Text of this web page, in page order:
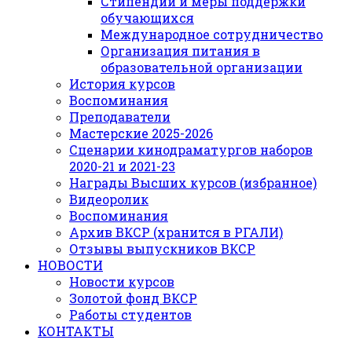
обучающихся
Международное сотрудничество
Организация питания в
образовательной организации
История курсов
Воспоминания
Преподаватели
Мастерские 2025-2026
Сценарии кинодраматургов наборов
2020-21 и 2021-23
Награды Высших курсов (избранное)
Видеоролик
Воспоминания
Архив ВКСР (хранится в РГАЛИ)
Отзывы выпускников ВКСР
НОВОСТИ
Новости курсов
Золотой фонд ВКСР
Работы студентов
КОНТАКТЫ